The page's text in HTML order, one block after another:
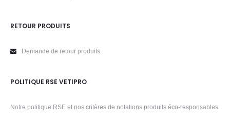
RETOUR PRODUITS
Demande de retour produits
POLITIQUE RSE VETIPRO
Notre politique RSE et nos critères de notations produits éco-responsables